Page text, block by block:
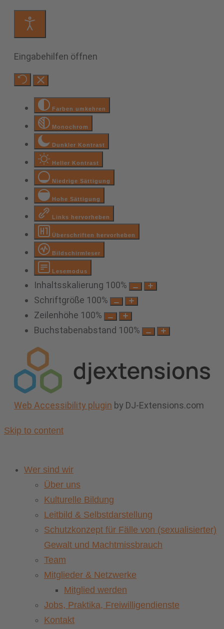
Eingabehilfen öffnen
Farben umkehren
Monochrom
Dunkler Kontrast
Heller Kontrast
Niedrige Sättigung
Hohe Sättigung
Links hervorheben
Überschriften hervorheben
Bildschirmleser
Lesemodus
Inhaltsskalierung 100%
Schriftgröße 100%
Zeilenhöhe 100%
Buchstabenabstand 100%
Web Accessibility plugin by DJ-Extensions.com
Skip to content
Wer sind wir
Über uns
Kulturelle Bildung
Leitbild & Selbstdarstellung
Schutzkonzept für Fälle von (sexualisierter)
Gewalt und Machtmissbrauch
Team
Mitglieder & Netzwerke
Mitglied werden
Jobs, Praktika, Freiwilligendienste
Kontakt